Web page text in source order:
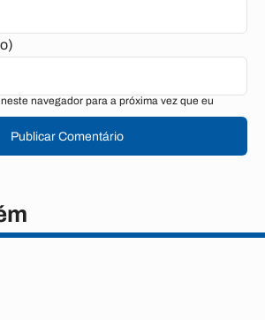
navegador para a próxima vez que eu
Publicar Comentário